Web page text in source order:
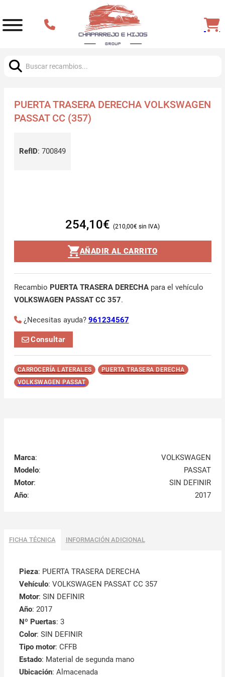
PUERTA TRASERA DERECHA VOLKSWAGEN
PASSAT CC (357)
RefID: 700849
254,10€ 210,00€
AÑADIR AL CARRITO
Recambio PUERTA TRASERA DERECHApara el vehículo
VOLKSWAGEN PASSAT CC 357.
¿Necesitas ayuda? 961234567
Consultar
CARROCERÍA LATERALES
PUERTA TRASERA DERECHA
VOLKSWAGEN PASSAT
Marca:
VOLKSWAGEN
Modelo:
PASSAT
Motor:
SIN DEFINIR
Año: 2017
FICHA TÉCNICA INFORMACIÓN ADICIONAL
Pieza: PUERTA TRASERA DERECHA
Vehículo: VOLKSWAGEN PASSAT CC 357
Motor: SIN DEFINIR
Año: 2017
Nº Puertas: 3
Color: SIN DEFINIR
Tipo motor: CFFB
Estado: Material de segunda mano
Ubicación: Almacenada